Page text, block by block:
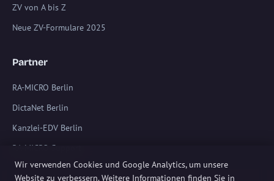
ZV von A bis Z
Neue ZV-Formulare 2025
Partner
RA-MICRO Berlin
DictaNet Berlin
Kanzlei-EDV Berlin
RA-MICRO Support
Wir verwenden Cookies und Google Analytics, um unsere
Website zu verbessern. Weitere Informationen finden Sie in